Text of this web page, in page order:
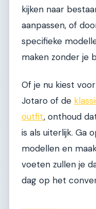
kijken naar
aanpassen, of
specifieke
maken zonder je
Of je nu kiest
Jotaro of de
outfit, onthoud
is als uiterlijk. Ga
modellen en
voeten zullen je
dag op het